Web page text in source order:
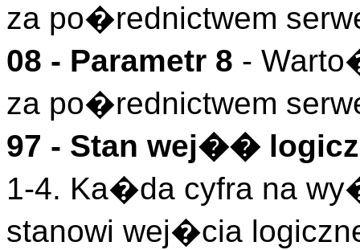
za po�rednictwem
08 - Parametr 8 -
za po�rednictwem
97 - Stan wej��
1-4. Ka�da cyfra na
stanowi wej�cia